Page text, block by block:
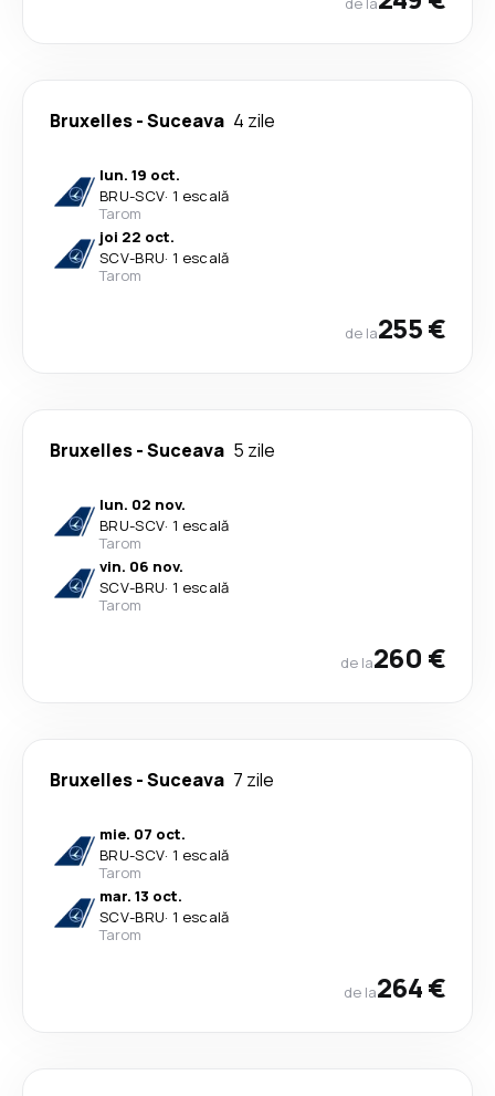
Bruxelles-Suceava 4 zile
lun. 19 oct.
BRU-SCV· 1 escală
Tarom
joi 22 oct.
SCV-BRU· 1 escală
Tarom
de la255 €
Bruxelles-Suceava 5 zile
lun. 02 nov.
BRU-SCV· 1 escală
Tarom
vin. 06 nov.
SCV-BRU· 1 escală
Tarom
de la260 €
Bruxelles-Suceava 7 zile
mie. 07 oct.
BRU-SCV· 1 escală
Tarom
mar. 13 oct.
SCV-BRU· 1 escală
Tarom
de la264 €